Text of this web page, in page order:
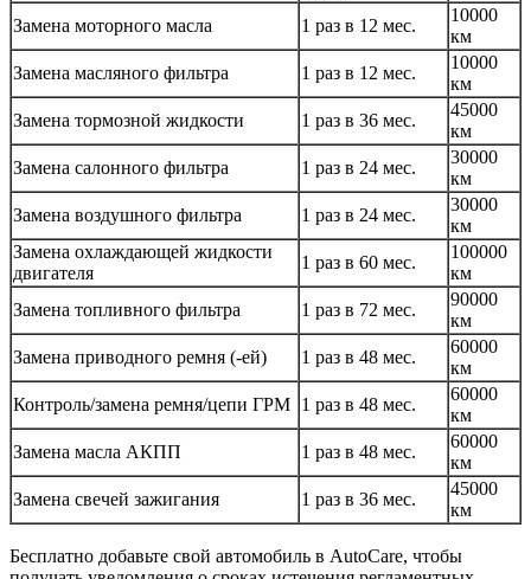
Замена моторного масла 1 раз в 12 мес.
10000
км
Замена масляного фильтра
1 раз в 12 мес.
10000
км
Замена тормозной жидкости
1 раз в 36 мес.
45000
км
Замена салонного фильтра
1 раз в 24 мес.
30000
км
Замена воздушного фильтра
1 раз в 24 мес.
30000
км
Замена охлаждающей жидкости
двигателя
1 раз в 60 мес.
100000
км
Замена топливного фильтра
1 раз в 72 мес.
90000
км
Замена приводного ремня (-ей)
1 раз в 48 мес.
60000
км
Контроль/замена ремня/цепи ГРМ 1 раз в 48 мес.
60000
км
Замена масла АКПП
1 раз в 48 мес.
60000
км
Замена свечей зажигания
1 раз в 36 мес.
45000
км
Бесплатно добавьте свой автомобиль в AutoCare, чтобы